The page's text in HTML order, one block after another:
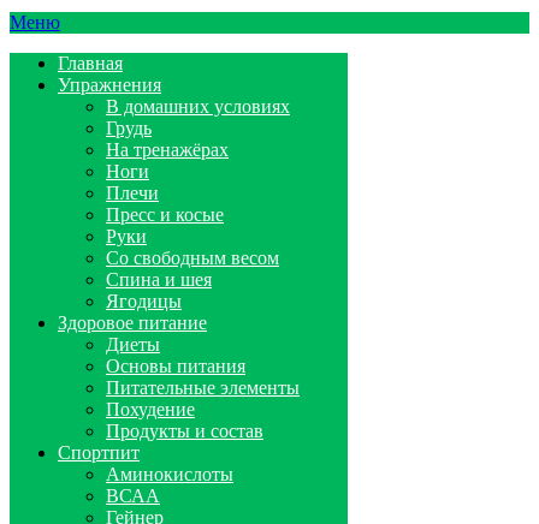
Меню
Главная
Упражнения
В домашних условиях
Грудь
На тренажёрах
Ноги
Плечи
Пресс и косые
Руки
Со свободным весом
Спина и шея
Ягодицы
Здоровое питание
Диеты
Основы питания
Питательные элементы
Похудение
Продукты и состав
Спортпит
Аминокислоты
ВСАА
Гейнер